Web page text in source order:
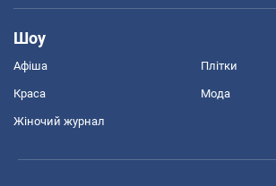
Шоу
Афіша Плітки
Краса Мода
Жіночий журнал